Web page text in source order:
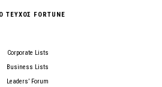
ΤΕΥΧΟΣ FORTUNE
Corporate Lists
Business Lists
Leaders’ Forum